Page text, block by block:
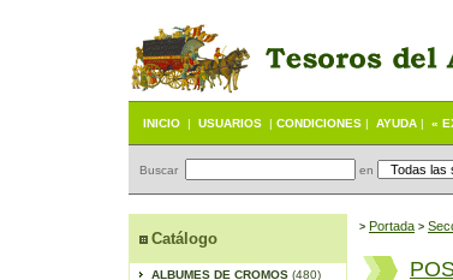
INICIO | USUARIOS | CONDICIONES | AYUDA | «
Buscar en
Catálogo
ALBUMES DE CROMOS (480)
> Portada > S